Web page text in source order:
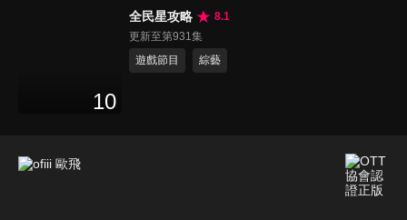
10
全民星攻略
8.1
更新至第931集
遊戲節目
綜藝